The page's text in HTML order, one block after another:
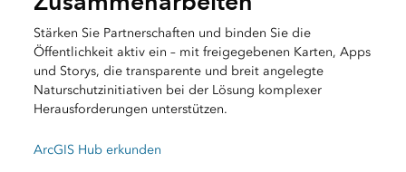
Stärken Sie Partnerschaften und binden Sie die
Öffentlichkeit aktiv ein – mit freigegebenen Karten, Apps
und Storys, die transparente und breit angelegte
Naturschutzinitiativen bei der Lösung komplexer
Herausforderungen unterstützen.
ArcGIS Hub erkunden